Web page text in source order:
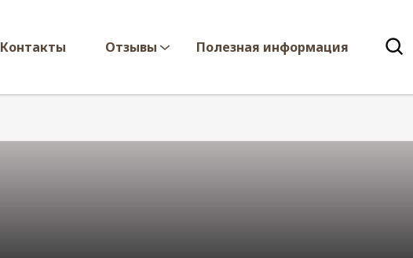
Контакты Отзывы Полезная информация